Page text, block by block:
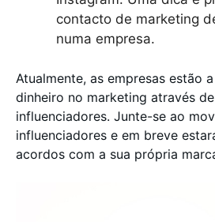
contacto de marketing
numa empresa.
Atualmente, as empresas estão
dinheiro no marketing através
influenciadores. Junte-se ao
influenciadores e em breve
acordos com a sua própria